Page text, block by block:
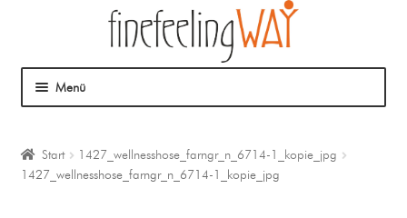
Menü
Mein Angebot
Start
1427_wellnesshose_farngr_n_6714-1_kopie_jpg
1427_wellnesshose_farngr_n_6714-1_kopie_jpg